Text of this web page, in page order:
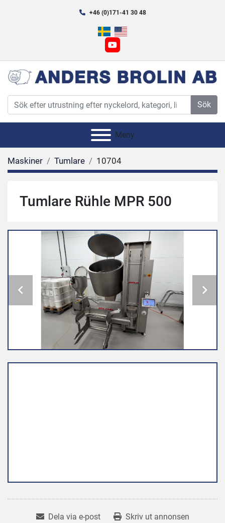
+46 (0)171-41 30 48
youtube
Sök
Meny
Maskiner Tumlare 10704
Tumlare Rühle MPR 500
Dela via e-post
Skriv ut annonsen